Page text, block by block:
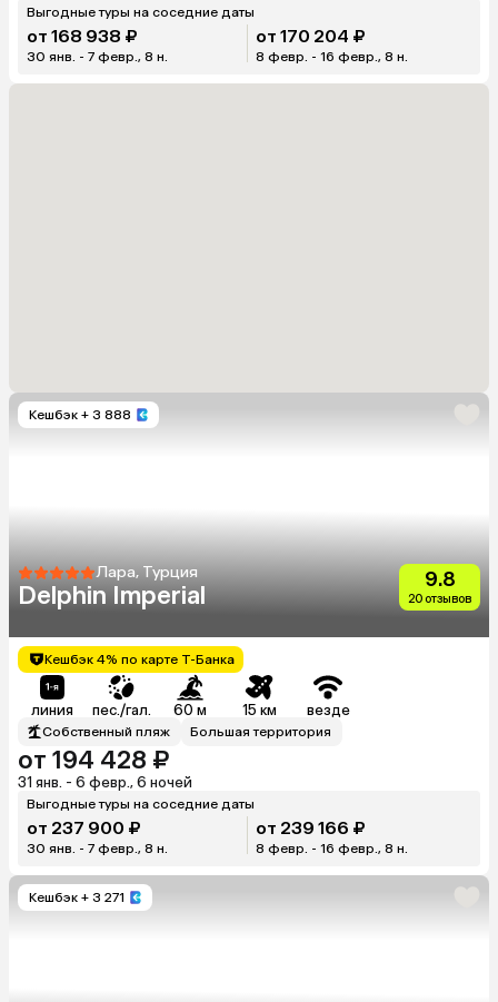
Выгодные туры на соседние даты
от 168 938 ₽
30 янв. - 7 февр., 8 н.
от 170 204 ₽
8 февр. - 16 февр., 8 н.
Кешбэк + 3 888
Лара, Турция
Delphin Imperial
9.8
20 отзывов
Кешбэк 4% по карте Т-Банка
линия пес./гал. 60 м 15 км везде
Собственный пляж Большая территория
от 194 428 ₽
31 янв. - 6 февр., 6 ночей
Выгодные туры на соседние даты
от 237 900 ₽
30 янв. - 7 февр., 8 н.
от 239 166 ₽
8 февр. - 16 февр., 8 н.
Кешбэк + 3 271